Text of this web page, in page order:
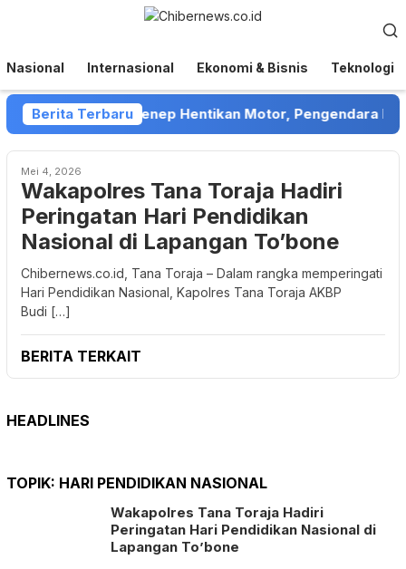
Nasional Internasional Ekonomi & Bisnis Teknologi
Berita Terbaru
Collector di Sumenep Hentikan Motor, Pengendara
Mei 4, 2026
Wakapolres Tana Toraja Hadiri
Peringatan Hari Pendidikan
Nasional di Lapangan To’bone
Chibernews.co.id, Tana Toraja – Dalam rangka memperingati
Hari Pendidikan Nasional, Kapolres Tana Toraja AKBP
Budi […]
BERITA TERKAIT
HEADLINES
TOPIK: HARI PENDIDIKAN NASIONAL
Wakapolres Tana Toraja Hadiri
Peringatan Hari Pendidikan Nasional di
Lapangan To’bone